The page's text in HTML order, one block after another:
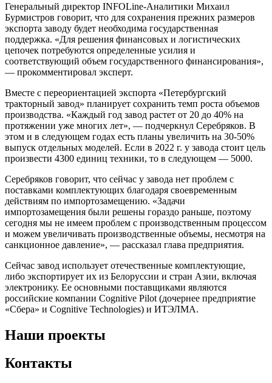
Генеральный директор INFOLine-Аналитики Михаил
Бурмистров говорит, что для сохранения прежних размеров
экспорта заводу будет необходима государственная
поддержка. «Для решения финансовых и логистических
цепочек потребуются определенные усилия и
соответствующий объем государственного финансирования»,
— прокомментировал эксперт.
Вместе с переориентацией экспорта «Петербургский
тракторный завод» планирует сохранить темп роста объемов
производства. «Каждый год завод растет от 20 до 40% на
протяжении уже многих лет», — подчеркнул Серебряков. В
этом и в следующем годах есть планы увеличить на 30-50%
выпуск отдельных моделей. Если в 2022 г. у завода стоит цель
произвести 4300 единиц техники, то в следующем — 5000.
Серебряков говорит, что сейчас у завода нет проблем с
поставками комплектующих благодаря своевременным
действиям по импортозамещению. «Задачи
импортозамещения были решены гораздо раньше, поэтому
сегодня мы не имеем проблем с производственным процессом
и можем увеличивать производственные объемы, несмотря на
санкционное давление», — рассказал глава предприятия.
Сейчас завод использует отечественные комплектующие,
либо экспортирует их из Белоруссии и стран Азии, включая
электронику. Ее основными поставщиками являются
российские компании Cognitive Pilot (дочернее предприятие
«Сбера» и Cognitive Technologies) и ИТЭЛМА.
Наши проекты
Контакты